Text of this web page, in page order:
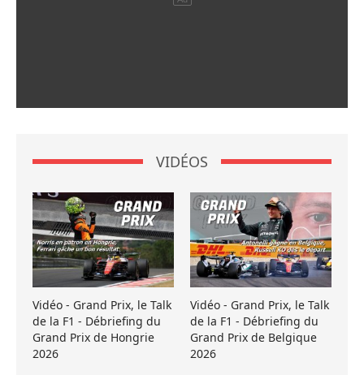
VIDÉOS
Vidéo - Grand Prix, le Talk
de la F1 - Débriefing du
Grand Prix de Hongrie
2026
Vidéo - Grand Prix, le Talk
de la F1 - Débriefing du
Grand Prix de Belgique
2026